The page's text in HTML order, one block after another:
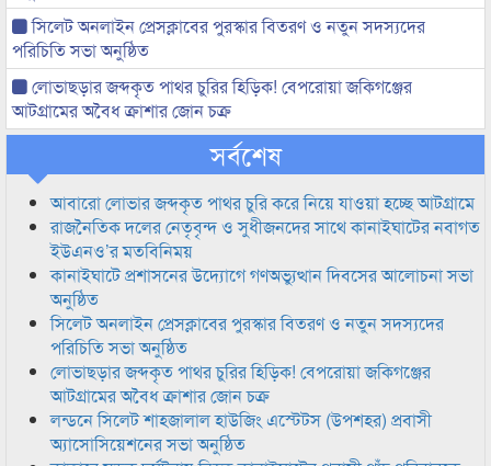
সিলেট অনলাইন প্রেসক্লাবের পুরস্কার বিতরণ ও নতুন সদস্যদের
পরিচিতি সভা অনুষ্ঠিত
লোভাছড়ার জব্দকৃত পাথর চুরির হিড়িক! বেপরোয়া জকিগঞ্জের
আটগ্রামের অবৈধ ক্রাশার জোন চক্র
সর্বশেষ
আবারো লোভার জব্দকৃত পাথর চুরি করে নিয়ে যাওয়া হচ্ছে আটগ্রামে
রাজনৈতিক দলের নেতৃবৃন্দ ও সুধীজনদের সাথে কানাইঘাটের নবাগত
ইউএনও’র মতবিনিময়
কানাইঘাটে প্রশাসনের উদ্যোগে গণঅভ্যুত্থান দিবসের আলোচনা সভা
অনুষ্ঠিত
সিলেট অনলাইন প্রেসক্লাবের পুরস্কার বিতরণ ও নতুন সদস্যদের
পরিচিতি সভা অনুষ্ঠিত
লোভাছড়ার জব্দকৃত পাথর চুরির হিড়িক! বেপরোয়া জকিগঞ্জের
আটগ্রামের অবৈধ ক্রাশার জোন চক্র
লন্ডনে সিলেট শাহজালাল হাউজিং এস্টেটস (উপশহর) প্রবাসী
অ্যাসোসিয়েশনের সভা অনুষ্ঠিত